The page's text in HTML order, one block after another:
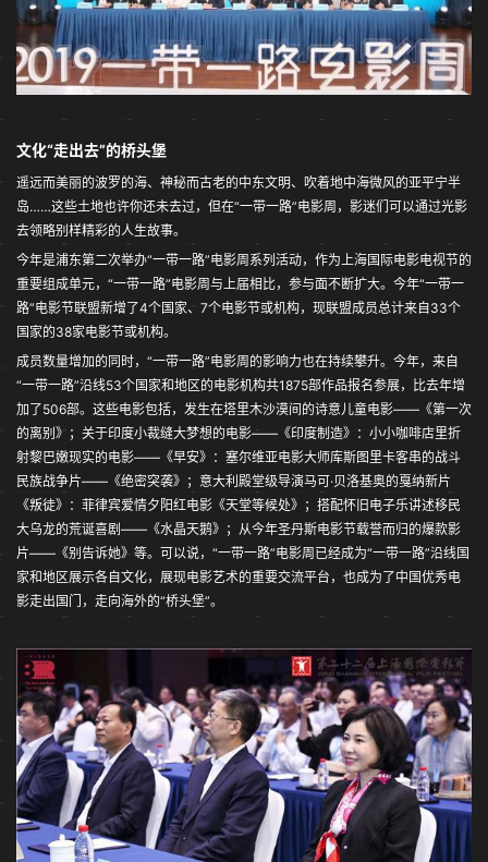
文化“走出去”的桥头堡
遥远而美丽的波罗的海、神秘而古老的中东文明、吹着地中海微风的亚平宁半
岛……这些土地也许你还未去过，但在“一带一路”电影周，影迷们可以通过光影
去领略别样精彩的人生故事。
今年是浦东第二次举办“一带一路”电影周系列活动，作为上海国际电影电视节的
重要组成单元，“一带一路”电影周与上届相比，参与面不断扩大。今年“一带一
路”电影节联盟新增了4个国家、7个电影节或机构，现联盟成员总计来自33个
国家的38家电影节或机构。
成员数量增加的同时，“一带一路”电影周的影响力也在持续攀升。今年，来自
“一带一路”沿线53个国家和地区的电影机构共1875部作品报名参展，比去年增
加了506部。这些电影包括，发生在塔里木沙漠间的诗意儿童电影——《第一次
的离别》；关于印度小裁缝大梦想的电影——《印度制造》：小小咖啡店里折
射黎巴嫩现实的电影——《早安》：塞尔维亚电影大师库斯图里卡客串的战斗
民族战争片——《绝密突袭》；意大利殿堂级导演马可·贝洛基奥的戛纳新片
《叛徒》：菲律宾爱情夕阳红电影《天堂等候处》；搭配怀旧电子乐讲述移民
大乌龙的荒诞喜剧——《水晶天鹅》；从今年圣丹斯电影节载誉而归的爆款影
片——《别告诉她》等。可以说，“一带一路”电影周已经成为“一带一路”沿线国
家和地区展示各自文化，展现电影艺术的重要交流平台，也成为了中国优秀电
影走出国门，走向海外的“桥头堡”。